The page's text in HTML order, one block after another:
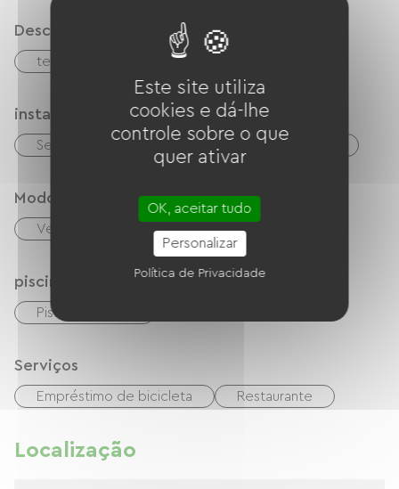
Descrição
terraço
instalações
Secador de cabelo
Modos de paiement
Verificações dinheiro
piscina
Piscina exterior
Serviços
Empréstimo de bicicleta Restaurante
Localização
Este site utiliza
cookies e dá-lhe
controle sobre o que
quer ativar
OK, aceitar tudo
Personalizar
Política de Privacidade